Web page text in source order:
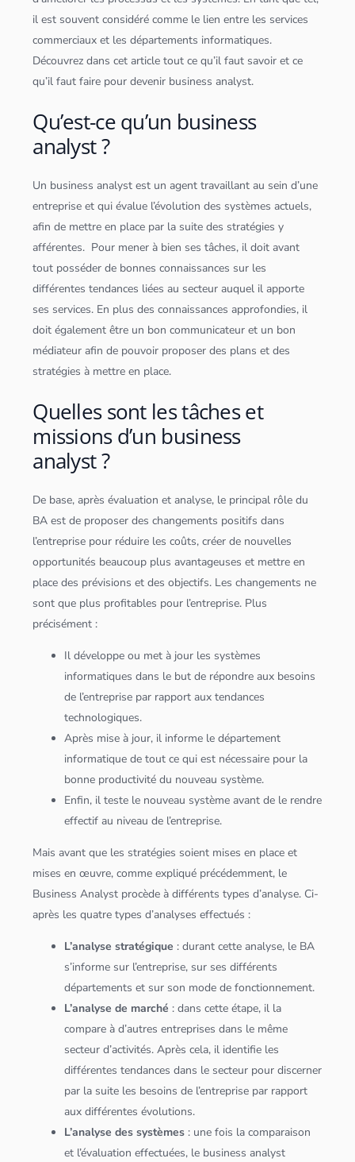
il est souvent considéré comme le lien entre les services
commerciaux et les départements informatiques.
Découvrez dans cet article tout ce qu’il faut savoir et ce
qu’il faut faire pour devenir business analyst.
Qu’est-ce qu’un business
analyst ?
Un business analyst est un agent travaillant au sein d’une
entreprise et qui évalue l’évolution des systèmes actuels,
afin de mettre en place par la suite des stratégies y
afférentes. Pour mener à bien ses tâches, il doit avant
tout posséder de bonnes connaissances sur les
différentes tendances liées au secteur auquel il apporte
ses services. En plus des connaissances approfondies, il
doit également être un bon communicateur et un bon
médiateur afin de pouvoir proposer des plans et des
stratégies à mettre en place.
Quelles sont les tâches et
missions d’un business
analyst ?
De base, après évaluation et analyse, le principal rôle du
BA est de proposer des changements positifs dans
l’entreprise pour réduire les coûts, créer de nouvelles
opportunités beaucoup plus avantageuses et mettre en
place des prévisions et des objectifs. Les changements ne
sont que plus profitables pour l’entreprise. Plus
précisément :
Il développe ou met à jour les systèmes
informatiques dans le but de répondre aux besoins
de l’entreprise par rapport aux tendances
technologiques.
Après mise à jour, il informe le département
informatique de tout ce qui est nécessaire pour la
bonne productivité du nouveau système.
Enfin, il teste le nouveau système avant de le rendre
effectif au niveau de l’entreprise.
Mais avant que les stratégies soient mises en place et
mises en œuvre, comme expliqué précédemment, le
Business Analyst procède à différents types d’analyse. Ci-
après les quatre types d’analyses effectués :
L’analyse stratégique : durant cette analyse, le BA
s’informe sur l’entreprise, sur ses différents
départements et sur son mode de fonctionnement.
L’analyse de marché : dans cette étape, il la
compare à d’autres entreprises dans le même
secteur d’activités. Après cela, il identifie les
différentes tendances dans le secteur pour discerner
par la suite les besoins de l’entreprise par rapport
aux différentes évolutions.
L’analyse des systèmes : une fois la comparaison
et l’évaluation effectuées, le business analyst